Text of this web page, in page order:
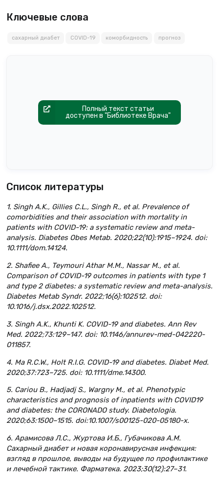
Ключевые слова
сахарный диабет COVID-19 коморбидность прогноз
Полный текст статьи
доступен в "Библиотеке Врача"
Список литературы
1. Singh A.K., Gillies C.L., Singh R., et al. Prevalence of
comorbidities and their association with mortality in
patients with COVID-19: a systematic review and meta-
analysis. Diabetes Obes Metab. 2020;22(10):1915–1924. doi:
10.1111/dom.14124.
2. Shafiee A., Teymouri Athar M.M., Nassar M., et al.
Comparison of COVID-19 outcomes in patients with type 1
and type 2 diabetes: a systematic review and meta-analysis.
Diabetes Metab Syndr. 2022;16(6):102512. doi:
10.1016/j.dsx.2022.102512.
3. Singh A.K., Khunti K. COVID-19 and diabetes. Ann Rev
Med. 2022;73:129–147. doi: 10.1146/annurev-med-042220-
011857.
4. Ma R.C.W., Holt R.I.G. COVID-19 and diabetes. Diabet Med.
2020;37:723–725. doi: 10.1111/dme.14300.
5. Cariou B., Hadjadj S., Wargny M., et al. Phenotypic
characteristics and prognosis of inpatients with COVID19
and diabetes: the CORONADO study. Diabetologia.
2020;63:1500–1515. doi:10.1007/s00125-020-05180-x.
6. Арамисова Л.С., Журтова И.Б., Губачикова А.М.
Сахарный диабет и новая коронавирусная инфекция:
взгляд в прошлое, выводы на будущее по профилактике
и лечебной тактике. Фарматека. 2023;30(12):27–31.